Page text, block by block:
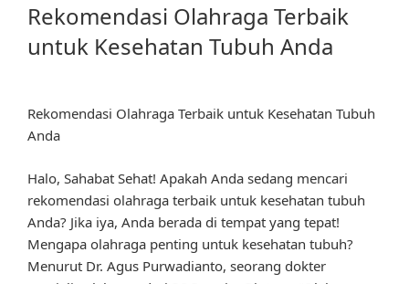
Rekomendasi Olahraga Terbaik
untuk Kesehatan Tubuh Anda
Rekomendasi Olahraga Terbaik untuk Kesehatan Tubuh
Anda
Halo, Sahabat Sehat! Apakah Anda sedang mencari
rekomendasi olahraga terbaik untuk kesehatan tubuh
Anda? Jika iya, Anda berada di tempat yang tepat!
Mengapa olahraga penting untuk kesehatan tubuh?
Menurut Dr. Agus Purwadianto, seorang dokter